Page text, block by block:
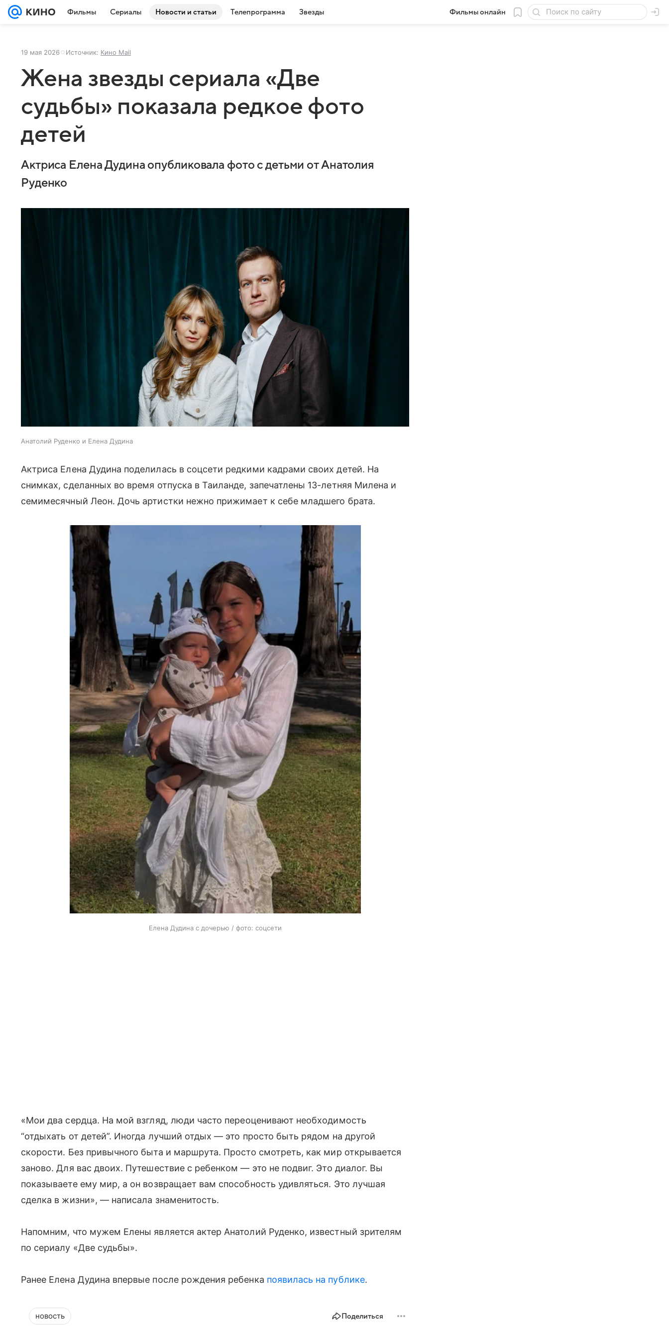
Фильмы Сериалы Новости и статьи Телепрограмма Звезды Фильмы онлайн
19 мая 2026 Источник: Кино Mail
Жена звезды сериала «Две
судьбы» показала редкое фото
детей
Актриса Елена Дудина опубликовала фото с детьми от Анатолия
Руденко
Анатолий Руденко и Елена Дудина
Актриса Елена Дудина поделилась в соцсети редкими кадрами своих детей. На
снимках, сделанных во время отпуска в Таиланде, запечатлены 13-летняя Милена и
семимесячный Леон. Дочь артистки нежно прижимает к себе младшего брата.
Елена Дудина с дочерью / фото: соцсети
«Мои два сердца. На мой взгляд, люди часто переоценивают необходимость
“отдыхать от детей”. Иногда лучший отдых — это просто быть рядом на другой
скорости. Без привычного быта и маршрута. Просто смотреть, как мир открывается
заново. Для вас двоих. Путешествие с ребенком — это не подвиг. Это диалог. Вы
показываете ему мир, а он возвращает вам способность удивляться. Это лучшая
сделка в жизни», — написала знаменитость.
Напомним, что мужем Елены является актер Анатолий Руденко, известный зрителям
по сериалу «Две судьбы».
Ранее Елена Дудина впервые после рождения ребенка появилась на публике.
новость Поделиться